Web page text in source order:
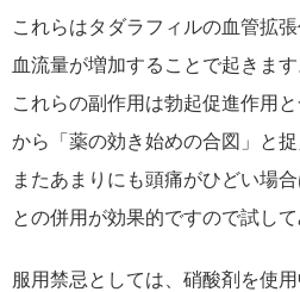
これらはタダラフィルの血管拡
血流量が増加することで起きます
これらの副作用は勃起促進作用
から「薬の効き始めの合図」と捉
またあまりにも頭痛がひどい場
との併用が効果的ですので試して
服用禁忌としては、硝酸剤を使